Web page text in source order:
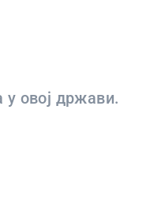
овој држави.